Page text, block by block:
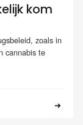
kom
zoals in
cannabis te